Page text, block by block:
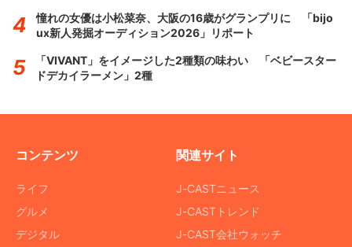
憧れの女優は小松菜奈、大阪の16歳がグランプリに 「bijo
ux新人発掘オーディション2026」リポート
「VIVANT」をイメージした2種類の味わい 「ベビースター
ドデカイラーメン」2種
コンテンツ
ライフ
グルメ
デジタル
関連サイト
J-CASTニュース
J-CASTトレンド
J-CAST会社ウォッチ